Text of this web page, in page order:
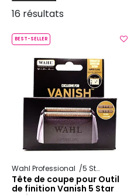
16 résultats
BEST-SELLER
Wahl Professional 5 Star Series
Tête de coupe pour Outil
de finition Vanish 5 Star